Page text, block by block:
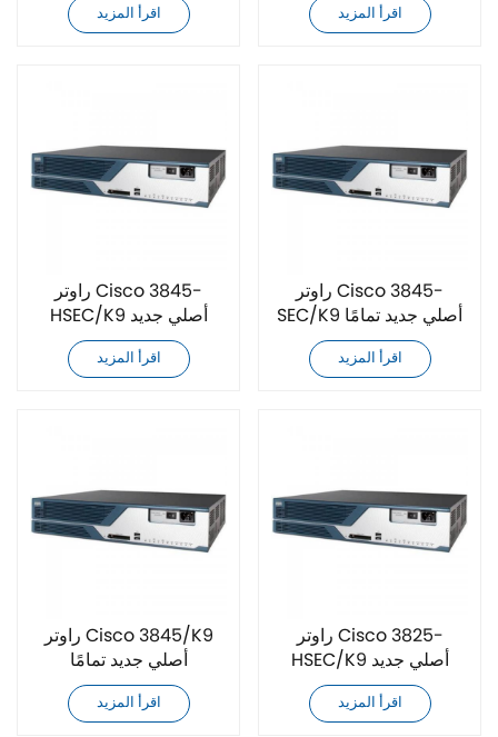
اقرأ المزيد اقرأ المزيد
راوتر Cisco 3845-
HSEC/K9 أصلي جديد
تمامًا
اقرأ المزيد
راوتر Cisco 3845-
SEC/K9 أصلي جديد تمامًا
اقرأ المزيد
راوتر Cisco 3845/K9
أصلي جديد تمامًا
اقرأ المزيد
راوتر Cisco 3825-
HSEC/K9 أصلي جديد
تمامًا
اقرأ المزيد